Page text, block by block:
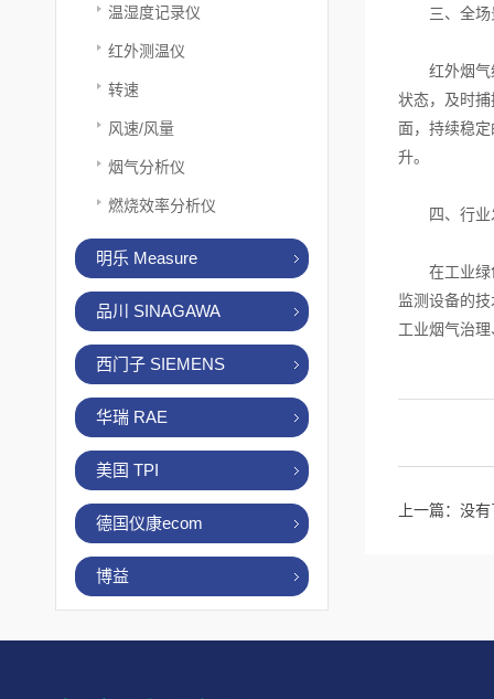
温湿度记录仪
红外测温仪
转速
风速/风量
烟气分析仪
燃烧效率分析仪
明乐 Measure
品川 SINAGAWA
西门子 SIEMENS
华瑞 RAE
美国 TPI
德国仪康ecom
博益
三、全场
红外烟气综
状态，及时
面，持续稳
升。
四、行业
在工业绿色
监测设备的
工业烟气治
上一篇：没